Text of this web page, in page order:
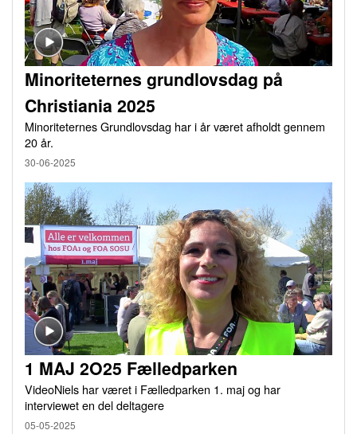
Minoriteternes grundlovsdag på
Christiania 2025
Minoriteternes Grundlovsdag har i år været afholdt gennem
20 år.
30-06-2025
1 MAJ 2O25 Fælledparken
VideoNiels har været i Fælledparken 1. maj og har
interviewet en del deltagere
05-05-2025